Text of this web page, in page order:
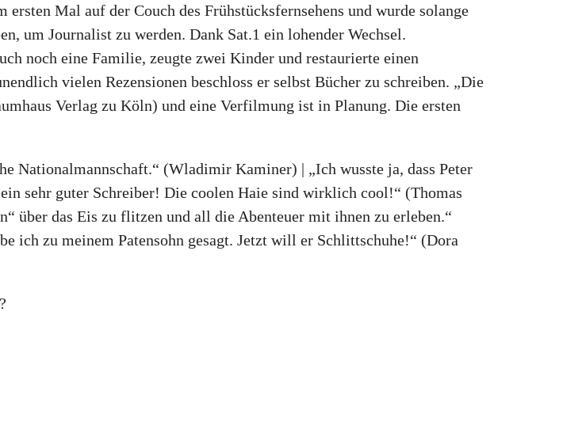
Mal auf der Couch des Frühstücksfernsehens und wurde solange
um Journalist zu werden. Dank Sat.1 ein lohender Wechsel.
noch eine Familie, zeugte zwei Kinder und restaurierte einen
vielen Rezensionen beschloss er selbst Bücher zu schreiben. „Die
Verlag zu Köln) und eine Verfilmung ist in Planung. Die ersten
Nationalmannschaft.“ (Wladimir Kaminer) | „Ich wusste ja, dass Peter
sehr guter Schreiber! Die coolen Haie sind wirklich cool!“ (Thomas
über das Eis zu flitzen und all die Abenteuer mit ihnen zu erleben.“
ich zu meinem Patensohn gesagt. Jetzt will er Schlittschuhe!“ (Dora